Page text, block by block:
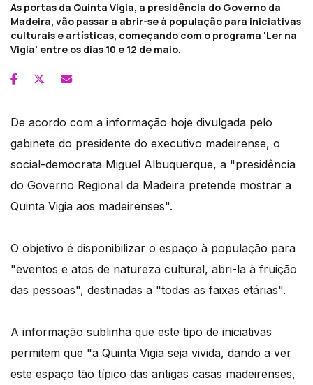
As portas da Quinta Vigia, a presidência do Governo da
Madeira, vão passar a abrir-se à população para iniciativas
culturais e artísticas, começando com o programa 'Ler na
Vigia' entre os dias 10 e 12 de maio.
De acordo com a informação hoje divulgada pelo
gabinete do presidente do executivo madeirense, o
social-democrata Miguel Albuquerque, a "presidência
do Governo Regional da Madeira pretende mostrar a
Quinta Vigia aos madeirenses".
O objetivo é disponibilizar o espaço à população para
"eventos e atos de natureza cultural, abri-la à fruição
das pessoas", destinadas a "todas as faixas etárias".
A informação sublinha que este tipo de iniciativas
permitem que "a Quinta Vigia seja vivida, dando a ver
este espaço tão típico das antigas casas madeirenses,